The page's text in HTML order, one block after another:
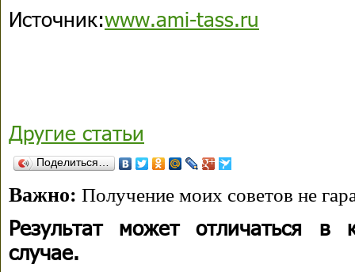
Источник:www.ami-tass.ru
Другие статьи
Поделиться…
Важно: Получение моих советов не
Результат может отличаться в
случае.